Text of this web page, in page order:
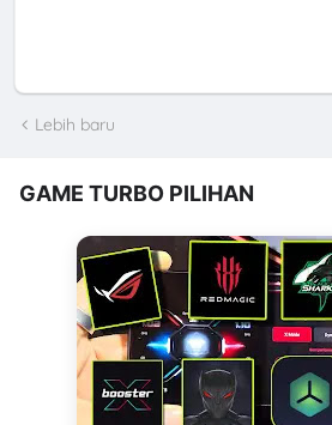
Lebih baru
GAME TURBO PILIHAN